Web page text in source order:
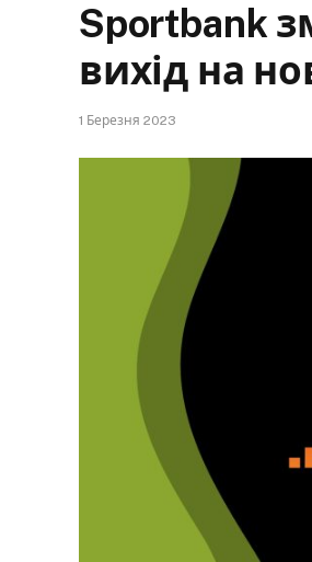
Sportbank
вихід на
1 Березня 2023